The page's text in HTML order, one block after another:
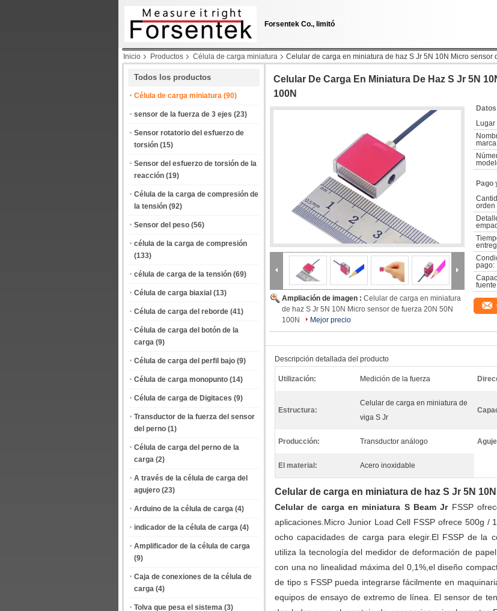
Forsentek Co., limitó
Inicio Productos Célula de carga miniatura Celular de carga en miniatura de haz S Jr 5N 10N Micro sensor
Todos los productos
Célula de carga miniatura (90)
sensor de la fuerza de 3 ejes (23)
Sensor rotatorio del esfuerzo de
torsión (15)
Sensor del esfuerzo de torsión de la
reacción (19)
Célula de la carga de compresión de
la tensión (92)
Sensor del peso (56)
célula de la carga de compresión
(133)
célula de carga de la tensión (69)
Célula de carga biaxial (13)
Célula de carga del reborde (41)
Célula de carga del botón de la
carga (9)
Célula de carga del perfil bajo (9)
Célula de carga monopunto (14)
Célula de carga de Digitaces (9)
Transductor de la fuerza del sensor
del perno (1)
Célula de carga del perno de la
carga (2)
A través de la célula de carga del
agujero (23)
Arduino de la célula de carga (4)
indicador de la célula de carga (4)
Amplificador de la célula de carga
(9)
Caja de conexiones de la célula de
carga (4)
Tolva que pesa el sistema (3)
Celular De Carga En Miniatura De Haz S Jr 5N
100N
Ampliación de imagen : Celular de carga en miniatura
de haz S Jr 5N 10N Micro sensor de fuerza 20N 50N
100N
Mejor precio
Pago
orden
pago:
Descripción detallada del producto
Utilización: Medición de la fuerza
Estructura:
Celular de carga en miniatura de
viga S Jr
Producción: Transductor análogo
El material: Acero inoxidable
Celular de carga en miniatura de haz S Jr 5N
Celular de carga en miniatura S Beam Jr FSSP
aplicaciones.Micro Junior Load Cell FSSP ofrece 500g
ocho capacidades de carga para elegir.El FSSP de la
utiliza la tecnología del medidor de deformación de
con una no linealidad máxima del 0,1%,el diseño
de tipo s FSSP pueda integrarse fácilmente en
equipos de ensayo de extremo de línea. El sensor de